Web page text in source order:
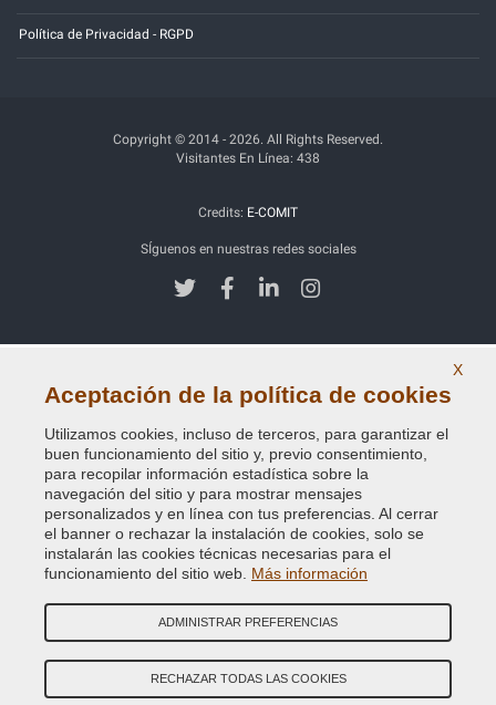
Política de Privacidad - RGPD
Copyright © 2014 - 2026. All Rights Reserved.
Visitantes En Línea: 438
Credits: E-COMIT
SÍguenos en nuestras redes sociales
X
Aceptación de la política de cookies
Utilizamos cookies, incluso de terceros, para garantizar el
buen funcionamiento del sitio y, previo consentimiento,
para recopilar información estadística sobre la
navegación del sitio y para mostrar mensajes
personalizados y en línea con tus preferencias. Al cerrar
el banner o rechazar la instalación de cookies, solo se
instalarán las cookies técnicas necesarias para el
funcionamiento del sitio web. Más información
ADMINISTRAR PREFERENCIAS
RECHAZAR TODAS LAS COOKIES